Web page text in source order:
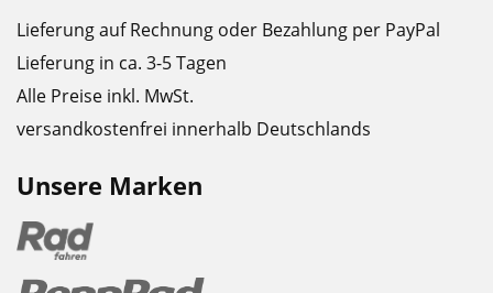
Lieferung auf Rechnung oder Bezahlung per PayPal
Lieferung in ca. 3-5 Tagen
Alle Preise inkl. MwSt.
versandkostenfrei innerhalb Deutschlands
Unsere Marken